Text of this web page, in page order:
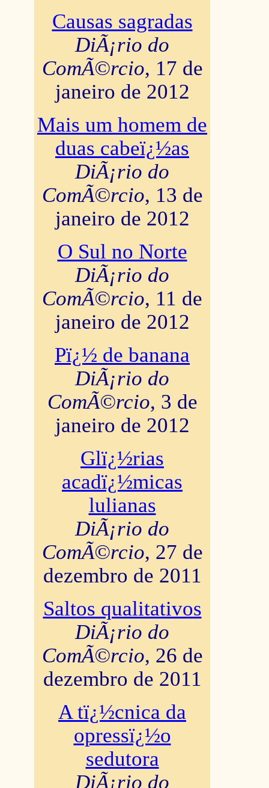
Causas sagradas
DiÃ¡rio do
ComÃ©rcio, 17 de
janeiro de 2012
Mais um homem de
duas cabeï¿½as
DiÃ¡rio do
ComÃ©rcio, 13 de
janeiro de 2012
O Sul no Norte
DiÃ¡rio do
ComÃ©rcio, 11 de
janeiro de 2012
Pï¿½ de banana
DiÃ¡rio do
ComÃ©rcio, 3 de
janeiro de 2012
Glï¿½rias
acadï¿½micas
lulianas
DiÃ¡rio do
ComÃ©rcio, 27 de
dezembro de 2011
Saltos qualitativos
DiÃ¡rio do
ComÃ©rcio, 26 de
dezembro de 2011
A tï¿½cnica da
opressï¿½o
sedutora
DiÃ¡rio do